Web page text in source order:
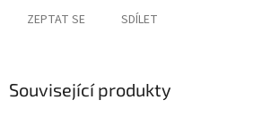
ZEPTAT SE SDÍLET
Související produkty